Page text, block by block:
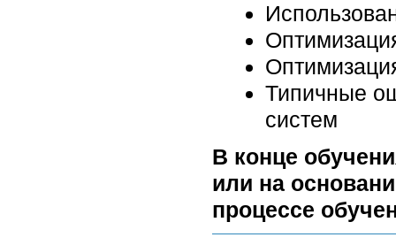
Типичные
систем
В конце
или на
процессе